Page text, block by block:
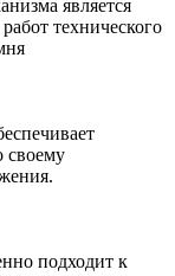
является
технического
своему
подходит к